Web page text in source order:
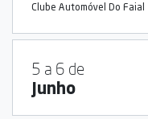
Clube Automóvel Do Faial
5 a 6 de
Junho